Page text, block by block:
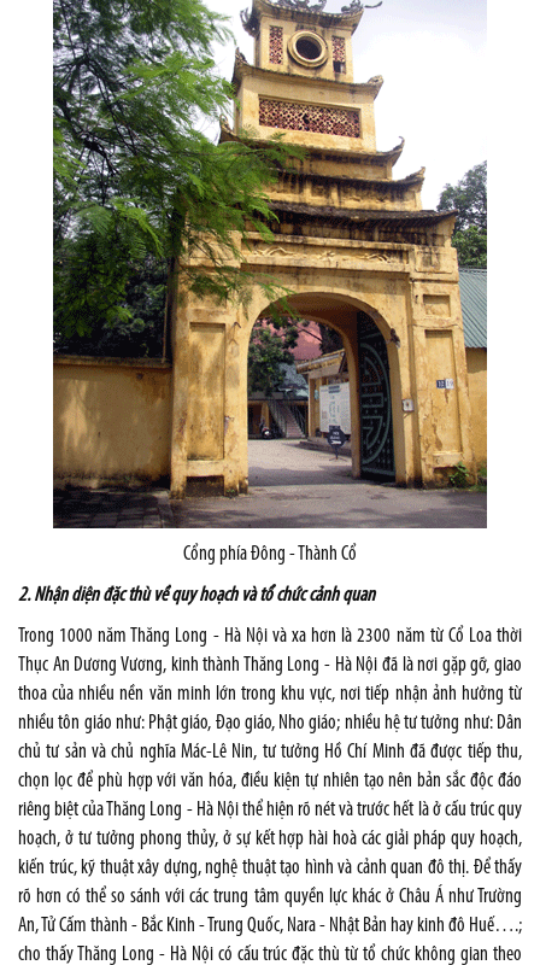
Cổng phía Đông - Thành Cổ
2. Nhận diện đặc thù về quy hoạch và tổ chức cảnh quan
Trong 1000 năm Thăng Long - Hà Nội và xa hơn là 2300 năm từ Cổ Loa thời
Thục An Dương Vương, kinh thành Thăng Long - Hà Nội đã là nơi gặp gỡ, giao
thoa của nhiều nền văn minh lớn trong khu vực, nơi tiếp nhận ảnh hưởng từ
nhiều tôn giáo như: Phật giáo, Đạo giáo, Nho giáo; nhiều hệ tư tưởng như: Dân
chủ tư sản và chủ nghĩa Mác-Lê Nin, tư tưởng Hồ Chí Minh đã được tiếp thu,
chọn lọc để phù hợp với văn hóa, điều kiện tự nhiên tạo nên bản sắc độc đáo
riêng biệt của Thăng Long - Hà Nội thể hiện rõ nét và trước hết là ở cấu trúc quy
hoạch, ở tư tưởng phong thủy, ở sự kết hợp hài hoà các giải pháp quy hoạch,
kiến trúc, kỹ thuật xây dựng, nghệ thuật tạo hình và cảnh quan đô thị. Để thấy
rõ hơn có thể so sánh với các trung tâm quyền lực khác ở Châu Á như Trường
An, Tử Cấm thành - Bắc Kinh - Trung Quốc, Nara - Nhật Bản hay kinh đô Huế….;
cho thấy Thăng Long - Hà Nội có cấu trúc đặc thù từ tổ chức không gian theo